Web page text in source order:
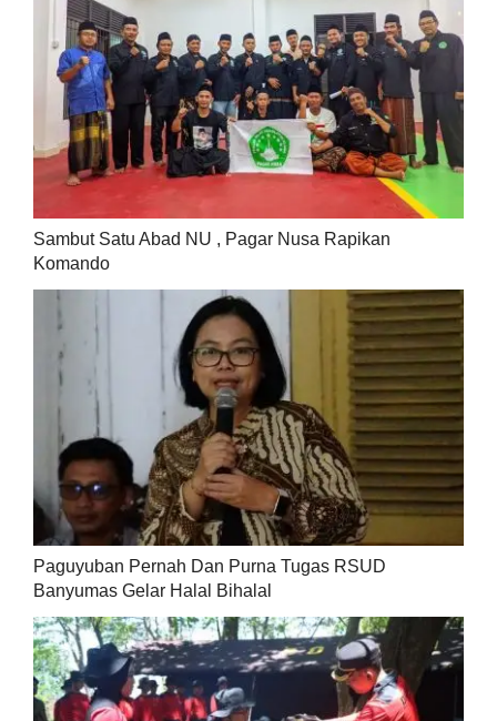
Sambut Satu Abad NU , Pagar Nusa Rapikan
Komando
Paguyuban Pernah Dan Purna Tugas RSUD
Banyumas Gelar Halal Bihalal